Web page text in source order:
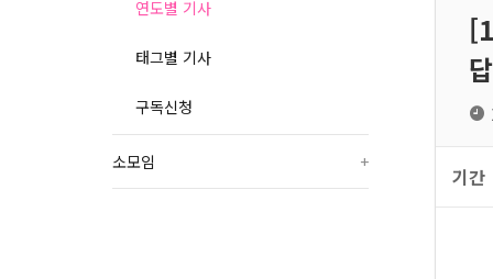
연도별 기사
태그별 기사
구독신청
소모임 +
기간